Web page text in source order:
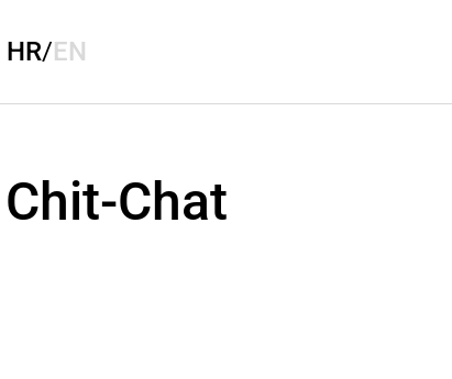
HR/EN
Chat